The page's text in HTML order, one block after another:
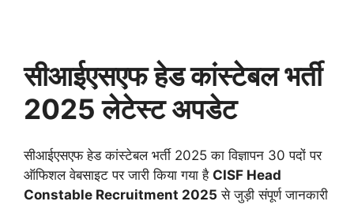
सीआईएसएफ हेड कांस्टेबल भर्ती
2025 लेटेस्ट अपडेट
सीआईएसएफ हेड कांस्टेबल भर्ती 2025 का विज्ञापन 30 पदों पर
ऑफिशल वेबसाइट पर जारी किया गया है CISF Head
Constable Recruitment 2025 से जुड़ी संपूर्ण जानकारी